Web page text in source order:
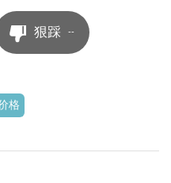
狠踩 --
格